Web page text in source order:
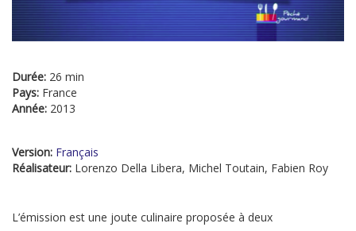
Durée: 26 min
Pays: France
Année: 2013
Version: Français
Réalisateur: Lorenzo Della Libera, Michel Toutain, Fabien Roy
L’émission est une joute culinaire proposée à deux